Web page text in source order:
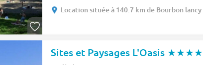
Location située à 140.7 km de Bourbon lancy
Sites et Paysages L'Oasis ★★★★